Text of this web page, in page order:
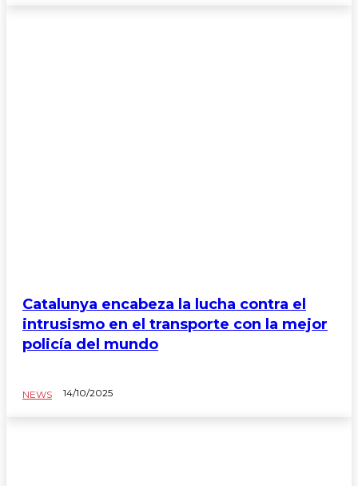
Catalunya encabeza la lucha contra el
intrusismo en el transporte con la mejor
policía del mundo
NEWS 14/10/2025